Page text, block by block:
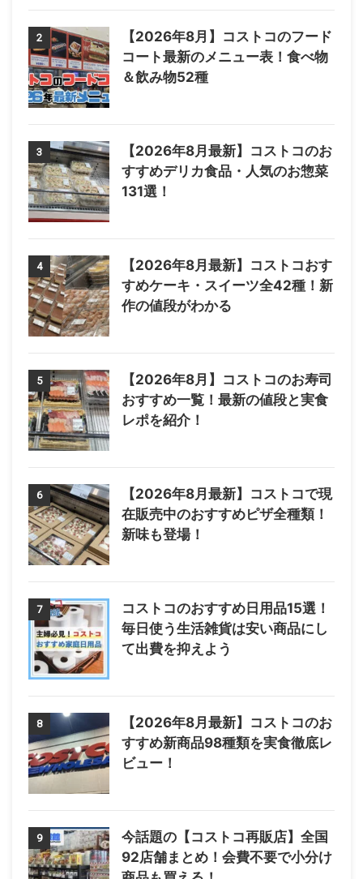
2
【2026年8月】コストコのフード
コート最新のメニュー表！食べ物
＆飲み物52種
3
【2026年8月最新】コストコのお
すすめデリカ食品・人気のお惣菜
131選！
4
【2026年8月最新】コストコおす
すめケーキ・スイーツ全42種！新
作の値段がわかる
5
【2026年8月】コストコのお寿司
おすすめ一覧！最新の値段と実食
レポを紹介！
6
【2026年8月最新】コストコで現
在販売中のおすすめピザ全種類！
新味も登場！
7
コストコのおすすめ日用品15選！
毎日使う生活雑貨は安い商品にし
て出費を抑えよう
8
【2026年8月最新】コストコのお
すすめ新商品98種類を実食徹底レ
ビュー！
9
今話題の【コストコ再販店】全国
92店舗まとめ！会費不要で小分け